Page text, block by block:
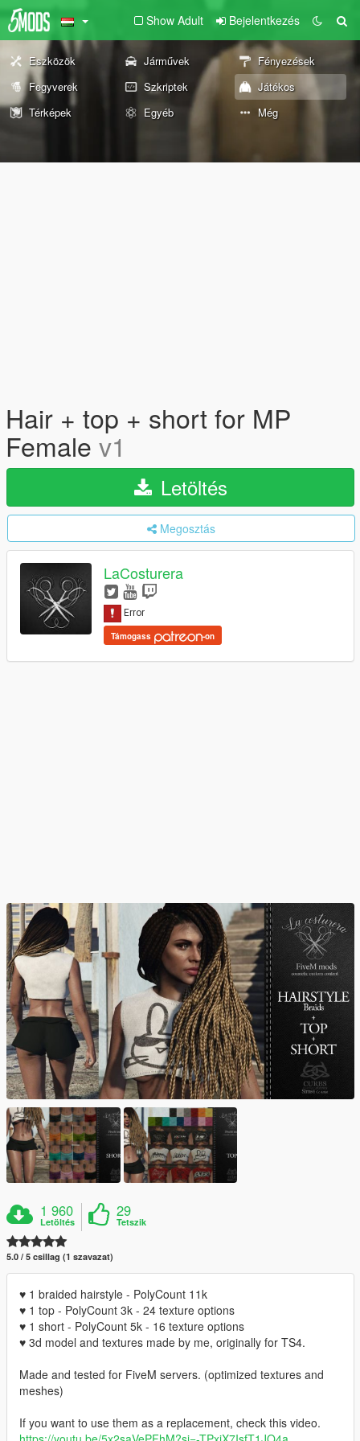
Show Adult Bejelentkezés
Eszközök Járművek
Fényezések
Fegyverek
Szkriptek
Játékos
Térképek
Egyéb Még
Hair + top + short for MP
Female v1
Letöltés
Megosztás
LaCosturera
Támogass -on
1 960
Letöltés
29
Tetszik
5.0 / 5 csillag (1 szavazat)
♥ 1 braided hairstyle - PolyCount 11k
♥ 1 top - PolyCount 3k - 24 texture options
♥ 1 short - PolyCount 5k - 16 texture options
♥ 3d model and textures made by me, originally for TS4.
Made and tested for FiveM servers. (optimized textures and
meshes)
If you want to use them as a replacement, check this video.